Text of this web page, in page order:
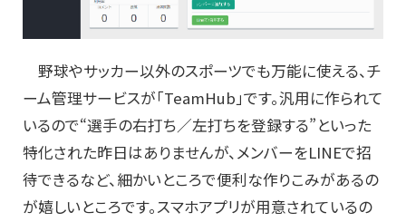
野球やサッカー以外のスポーツでも万能に使える、チ
ーム管理サービスが「TeamHub」です。汎用に作られて
いるので“選手の右打ち／左打ちを登録する”といった
特化された昨日はありませんが、メンバーをLINEで招
待できるなど、細かいところで便利な作りこみがあるの
が嬉しいところです。スマホアプリが用意されているの